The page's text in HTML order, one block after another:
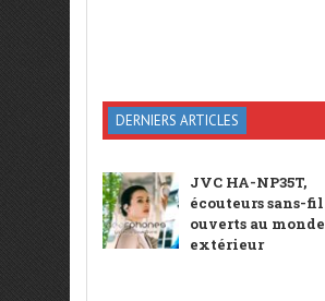
DERNIERS ARTICLES
JVC HA-NP35T,
écouteurs sans-fil
ouverts au monde
extérieur